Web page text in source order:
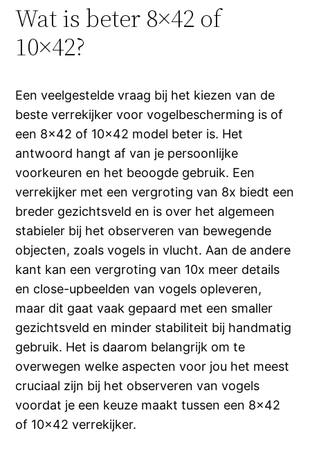
Wat is beter 8×42 of
10×42?
Een veelgestelde vraag bij het kiezen van de
beste verrekijker voor vogelbescherming is of
een 8×42 of 10×42 model beter is. Het
antwoord hangt af van je persoonlijke
voorkeuren en het beoogde gebruik. Een
verrekijker met een vergroting van 8x biedt een
breder gezichtsveld en is over het algemeen
stabieler bij het observeren van bewegende
objecten, zoals vogels in vlucht. Aan de andere
kant kan een vergroting van 10x meer details
en close-upbeelden van vogels opleveren,
maar dit gaat vaak gepaard met een smaller
gezichtsveld en minder stabiliteit bij handmatig
gebruik. Het is daarom belangrijk om te
overwegen welke aspecten voor jou het meest
cruciaal zijn bij het observeren van vogels
voordat je een keuze maakt tussen een 8×42
of 10×42 verrekijker.